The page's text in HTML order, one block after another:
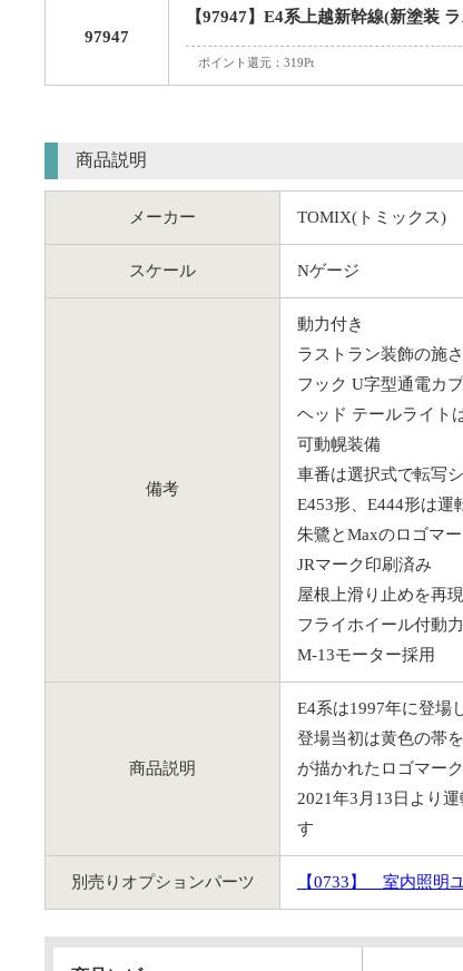
97947
【97947】E4系上越新幹線(新塗装
ポイント還元：319Pt
商品説明
メーカー TOMIX(トミックス)
スケール Nゲージ
備考
動力付き
ラストラン装飾の施
フック U字型通電カ
ヘッド テールライト
可動幌装備
車番は選択式で転写
E453形、E444形は運
朱鷺とMaxのロゴマ
JRマーク印刷済み
屋根上滑り止めを再現
フライホイール付動
M-13モーター採用
商品説明
E4系は1997年に登場
登場当初は黄色の帯
が描かれたロゴマー
2021年3月13日より
す
別売りオプションパーツ 【0733】 室内照明